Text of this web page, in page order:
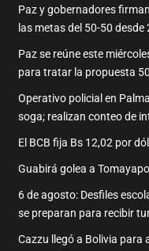
Paz y gobernadores
las metas del 50-50 desde
Paz se reúne este
para tratar la propuesta
Operativo policial en
soga; realizan conteo de
El BCB fija Bs 12,02 por
Guabirá golea a
6 de agosto: Desfiles
se preparan para recibir
Cazzu llegó a Bolivia para